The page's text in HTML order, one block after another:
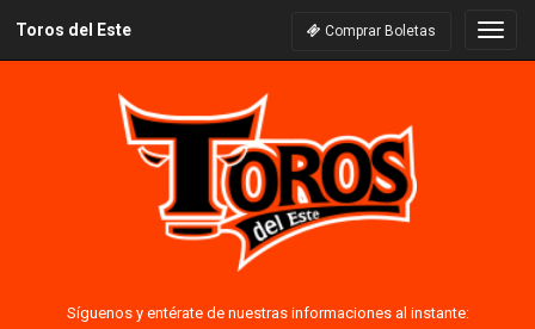
Toros del Este Comprar Boletas
Síguenos y entérate de nuestras informaciones al instante: